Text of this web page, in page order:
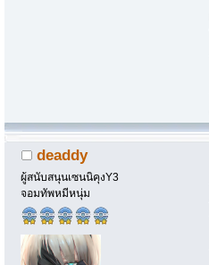
deaddy
ผู้สนับสนุนเซนนิคุงY3
จอมทัพหมีหนุ่ม